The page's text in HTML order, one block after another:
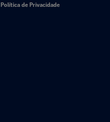
Política de Privacidade